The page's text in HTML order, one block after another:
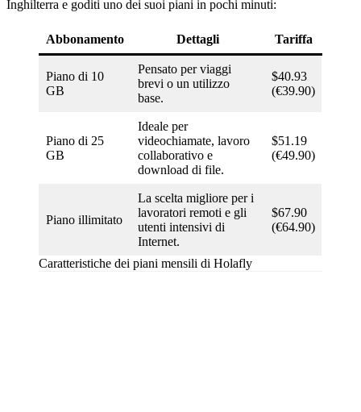
Inghilterra e goditi uno dei suoi piani in pochi minuti:
Abbonamento Dettagli Tariffa
Piano di 10
GB
Pensato per viaggi
brevi o un utilizzo
base.
$40.93
(€39.90)
Piano di 25
GB
Ideale per
videochiamate, lavoro
collaborativo e
download di file.
$51.19
(€49.90)
Piano illimitato
La scelta migliore per i
lavoratori remoti e gli
utenti intensivi di
Internet.
$67.90
(€64.90)
Caratteristiche dei piani mensili di Holafly